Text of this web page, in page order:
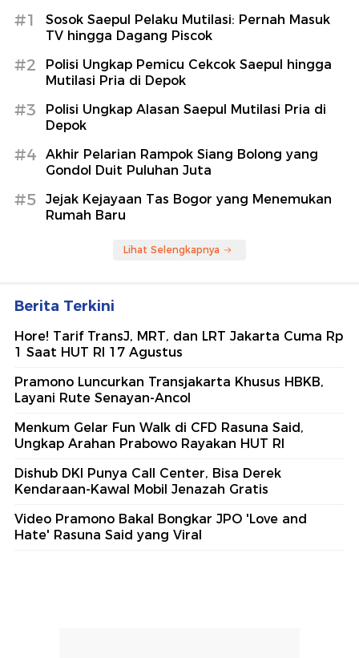
#1
Sosok Saepul Pelaku Mutilasi: Pernah Masuk
TV hingga Dagang Piscok
#2
Polisi Ungkap Pemicu Cekcok Saepul hingga
Mutilasi Pria di Depok
#3
Polisi Ungkap Alasan Saepul Mutilasi Pria di
Depok
#4
Akhir Pelarian Rampok Siang Bolong yang
Gondol Duit Puluhan Juta
#5
Jejak Kejayaan Tas Bogor yang Menemukan
Rumah Baru
Lihat Selengkapnya
Berita Terkini
Hore! Tarif TransJ, MRT, dan LRT Jakarta Cuma Rp
1 Saat HUT RI 17 Agustus
Pramono Luncurkan Transjakarta Khusus HBKB,
Layani Rute Senayan-Ancol
Menkum Gelar Fun Walk di CFD Rasuna Said,
Ungkap Arahan Prabowo Rayakan HUT RI
Dishub DKI Punya Call Center, Bisa Derek
Kendaraan-Kawal Mobil Jenazah Gratis
Video Pramono Bakal Bongkar JPO 'Love and
Hate' Rasuna Said yang Viral